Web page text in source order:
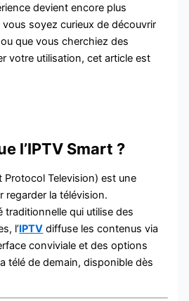
devient encore plus
soyez curieux de découvrir
ou que vous cherchiez des
votre utilisation, cet article est
l’IPTV Smart ?
Protocol Television) est une
regarder la télévision.
traditionnelle qui utilise des
l’IPTV diffuse les contenus via
conviviale et des options
télé de demain, disponible dès